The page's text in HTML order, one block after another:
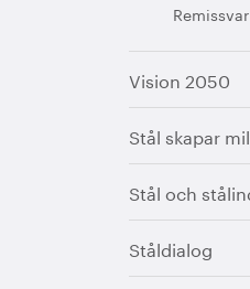
Remissvar
Vision 2050
Stål skapar
Stål och
Ståldialog